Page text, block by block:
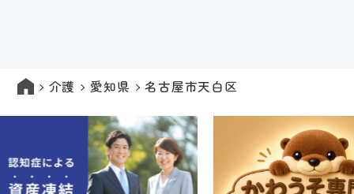
介護 愛知県 名古屋市天白区